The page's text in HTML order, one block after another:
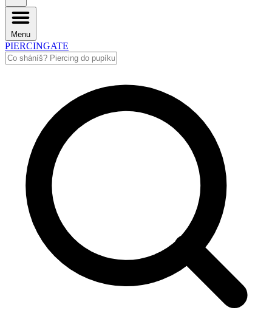
Menu
PIERCINGATE